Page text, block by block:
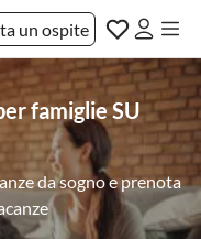
un ospite
famiglie SU
da sogno e prenota